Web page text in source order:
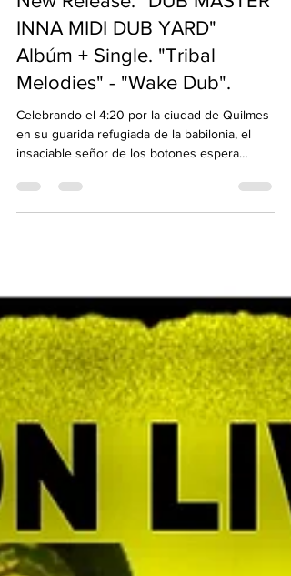
20 abr 2023
1 min de lectura
New Release. "DUB MASTER
INNA MIDI DUB YARD"
Melodies" - "Wake Dub".
Celebrando el 4:20 por la ciudad de Quilmes
fumando...